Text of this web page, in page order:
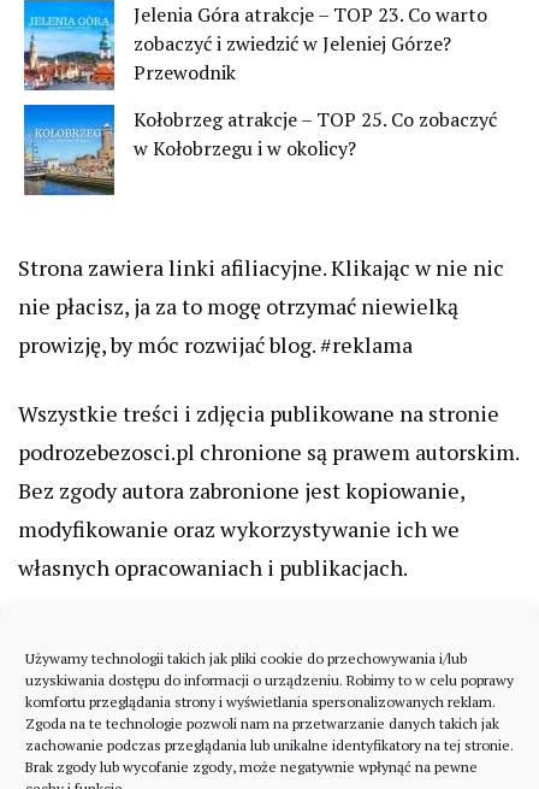
Używamy technologii takich jak pliki cookie do przechowywania i/lub
uzyskiwania dostępu do informacji o urządzeniu. Robimy to w celu poprawy
komfortu przeglądania strony i wyświetlania spersonalizowanych reklam.
Zgoda na te technologie pozwoli nam na przetwarzanie danych takich jak
zachowanie podczas przeglądania lub unikalne identyfikatory na tej stronie.
Brak zgody lub wycofanie zgody, może negatywnie wpłynąć na pewne
Jelenia Góra atrakcje – TOP 23. Co warto
zobaczyć i zwiedzić w Jeleniej Górze?
Przewodnik
Kołobrzeg atrakcje – TOP 25. Co zobaczyć
w Kołobrzegu i w okolicy?
Strona zawiera linki afiliacyjne. Klikając w nie nic
nie płacisz, ja za to mogę otrzymać niewielką
prowizję, by móc rozwijać blog. #reklama
Wszystkie treści i zdjęcia publikowane na stronie
podrozebezosci.pl chronione są prawem autorskim.
Bez zgody autora zabronione jest kopiowanie,
modyfikowanie oraz wykorzystywanie ich we
własnych opracowaniach i publikacjach.